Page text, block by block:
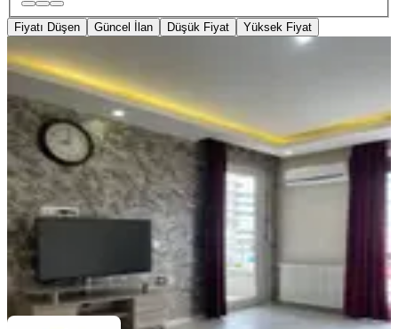
Fiyatı Düşen Güncel İlan Düşük Fiyat Yüksek Fiyat
Klimalı Lüks Daireler
Samsun, Atakum
2+1
· 135 m²·5. Kat·05.08.2026
999 ₺
Dört Mevsim Otel
Ara